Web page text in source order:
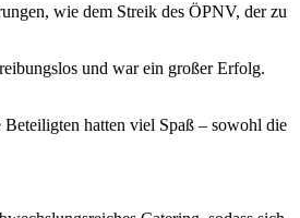
wie dem Streik des ÖPNV, der zu
und war ein großer Erfolg.
hatten viel Spaß – sowohl die